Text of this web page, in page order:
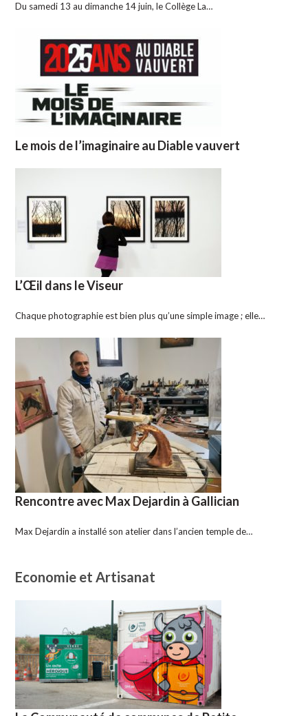
Du samedi 13 au dimanche 14 juin, le Collège La…
Le mois de l’imaginaire au Diable vauvert
L’Œil dans le Viseur
Chaque photographie est bien plus qu’une simple image ; elle…
Rencontre avec Max Dejardin à Gallician
Max Dejardin a installé son atelier dans l’ancien temple de…
Economie et Artisanat